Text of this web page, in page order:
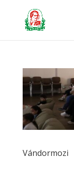
Vándormozi